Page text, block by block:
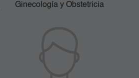
Ginecología y Obstetricia